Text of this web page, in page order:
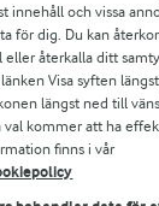
innehåll och vissa
för dig. Du kan
eller återkalla ditt
Visa syften
längst ned till
kommer att ha
finns i vår